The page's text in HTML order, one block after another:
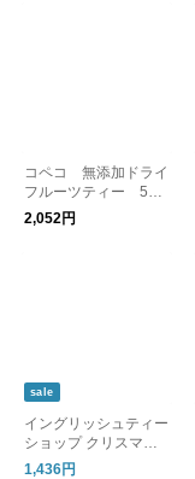
コペコ 無添加ドライ
フルーツティー 5個
セット ／ COPECO
2,052円
sale
イングリッシュティー
ショップ クリスマ
ス・ドア・リース缶 1
1,436円